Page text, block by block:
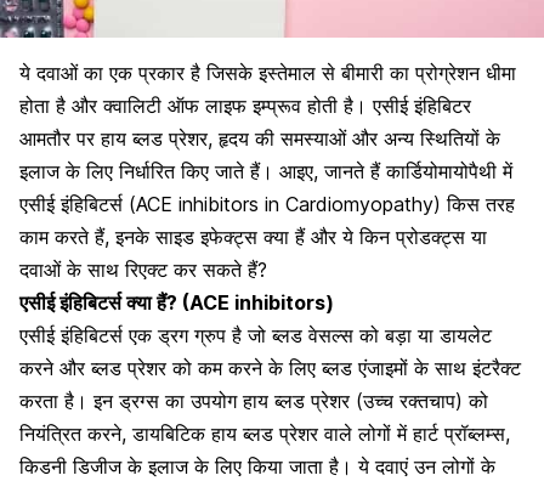
ये दवाओं का एक प्रकार है जिसके इस्तेमाल से बीमारी का प्रोग्रेशन धीमा
होता है और क्वालिटी ऑफ लाइफ इम्प्रूव होती है। एसीई इंहिबिटर
आमतौर पर हाय ब्लड प्रेशर, हृदय की समस्याओं और अन्य स्थितियों के
इलाज के लिए निर्धारित किए जाते हैं। आइए, जानते हैं कार्डियोमायोपैथी में
एसीई इंहिबिटर्स (ACE inhibitors in Cardiomyopathy) किस तरह
काम करते हैं, इनके साइड इफेक्ट्स क्या हैं और ये किन प्रोडक्ट्स या
दवाओं के साथ रिएक्ट कर सकते हैं?
एसीई इंहिबिटर्स क्या हैं? (ACE inhibitors)
एसीई इंहिबिटर्स एक ड्रग ग्रुप है जो ब्लड वेसल्स को बड़ा या डायलेट
करने और ब्लड प्रेशर को कम करने के लिए ब्लड एंजाइमों के साथ इंटरैक्ट
करता है। इन ड्रग्स का उपयोगहाय ब्लड प्रेशर (उच्च रक्तचाप) को
नियंत्रित करने, डायबिटिक हाय ब्लड प्रेशर वाले लोगों में हार्ट प्रॉब्लम्स,
किडनी डिजीजके इलाज के लिए किया जाता है। ये दवाएं उन लोगों के